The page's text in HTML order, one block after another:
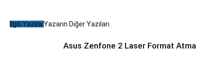
İlgili YazılarYazarın Diğer Yazıları
Asus Zenfone 2 Laser Format Atma